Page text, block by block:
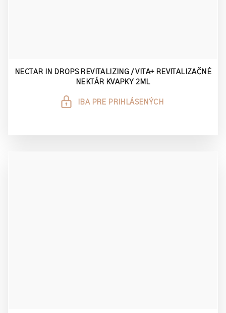
NECTAR IN DROPS REVITALIZING / VITA+ REVITALIZAČNÉ
NEKTÁR KVAPKY 2ML
IBA PRE PRIHLÁSENÝCH